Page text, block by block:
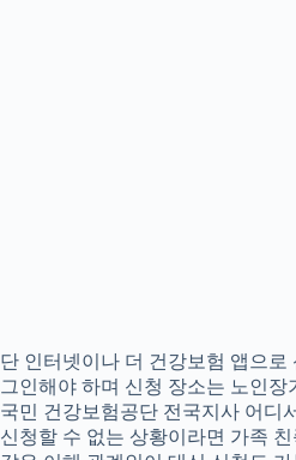
단 인터넷이나 더 건강보험 앱으로
그인해야 하며 신청 장소는 노인
국민 건강보험공단 전국지사 어디
신청할 수 없는 상황이라면 가족